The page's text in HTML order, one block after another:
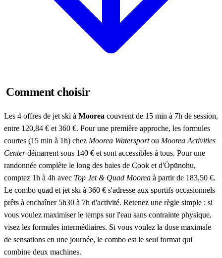
Comment choisir
Les 4 offres de jet ski à Moorea couvrent de 15 min à 7h de session,
entre 120,84 € et 360 €. Pour une première approche, les formules
courtes (15 min à 1h) chez Moorea Watersportou Moorea Activities
Centerdémarrent sous 140 € et sont accessibles à tous. Pour une
randonnée complète le long des baies de Cook et d'Ōpūnohu,
comptez 1h à 4h avec Top Jet & Quad Moorea à partir de 183,50 €.
Le combo quad et jet ski à 360 € s'adresse aux sportifs occasionnels
prêts à enchaîner 5h30 à 7h d'activité. Retenez une règle simple : si
vous voulez maximiser le temps sur l'eau sans contrainte physique,
visez les formules intermédiaires. Si vous voulez la dose maximale
de sensations en une journée, le combo est le seul format qui
combine deux machines.